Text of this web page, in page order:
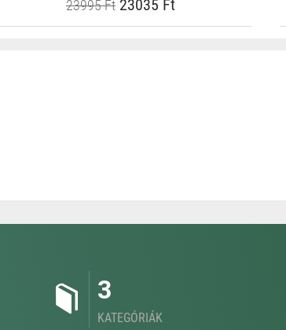
23995 Ft23035 Ft
3
KATEGÓRIÁK